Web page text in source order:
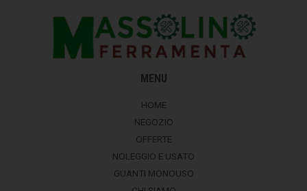
MENU
HOME
NEGOZIO
OFFERTE
NOLEGGIO E USATO
GUANTI MONOUSO